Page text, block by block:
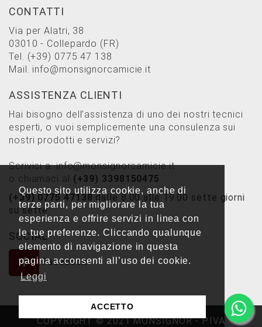
Questo sito utilizza cookie, anche di
terze parti, per migliorare la tua
esperienza e offrire servizi in linea con
le tue preferenze. Cliccando qualunque
elemento di navigazione in questa
pagina acconsenti all’uso dei cookie.
Leggi
ACCETTO
CONTATTI
Via per Alatri, 38
03010 - Collepardo (FR)
Tel. (+39) 0775 47 138
Mail. info@monsignorcamicie.it
ASSISTENZA CLIENTI
Hai bisogno dell’assistenza di uno dei nostri tecnici
esperti, o vuoi semplicemente una consulenza sui
nostri prodotti e servizi?
Scrivici a:info@monsignorcamicie.it
o chiamaci al (+39) 3398150475
(+39) 0775 47138 dalle 8.00 alle 19.00 sette giorni
su sette.
SOCIAL
Facebook
COPYRIGHT © 2021 MONSIGNOR - P.IVA